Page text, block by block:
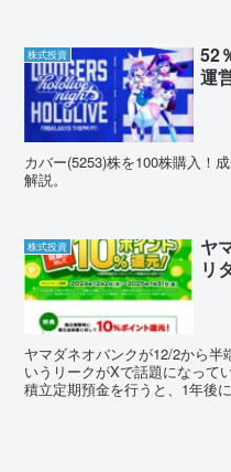
株式投資
52
運
カバー(5253)株を100株購入！
解説。
株式投資
ヤ
リ
ヤマダネオバンクが12/2から半
いうリークがXで話題になって
積立定期預金を行うと、1年後